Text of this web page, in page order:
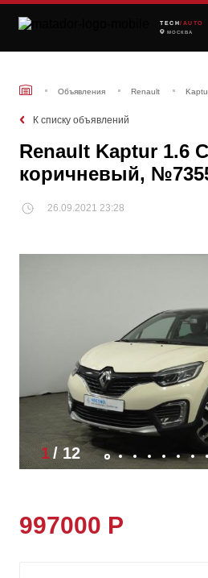
TECH /AUTO
МОСКВА
Объявления Renault
К списку объявлений
Renault Kaptur 1.6
коричневый,
26.09.2021 23:28
1/ 12
997000 Р